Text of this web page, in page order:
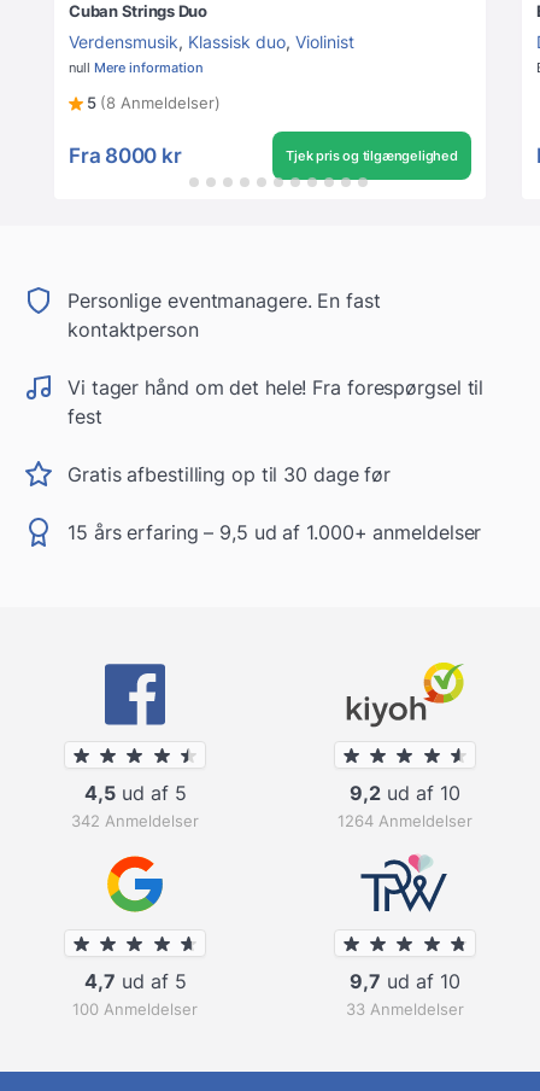
Cuban Strings Duo
Verdensmusik, Klassisk duo, Violinist
null Mere information
5 (8 Anmeldelser)
Fra 8000 kr Tjek pris og tilgængelighed
Personlige eventmanagere. En fast
kontaktperson
Vi tager hånd om det hele! Fra forespørgsel til
fest
Gratis afbestilling op til 30 dage før
15 års erfaring – 9,5 ud af 1.000+ anmeldelser
4,5ud af 5
342 Anmeldelser
9,2 ud af 10
1264 Anmeldelser
4,7 ud af 5
100 Anmeldelser
9,7 ud af 10
33 Anmeldelser